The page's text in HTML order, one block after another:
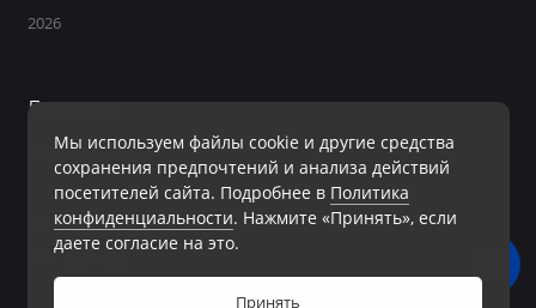
Мы используем файлы cookie и другие средства
сохранения предпочтений и анализа действий
посетителей сайта. Подробнее в Политика
конфиденциальности. Нажмите «Принять», если
даете согласие на это.
Принять
2026
Поддержка
+7 950 800-40-09
Ежедневно с 8:00 до 19:00 Без перерывов и выходных
Мы в сети